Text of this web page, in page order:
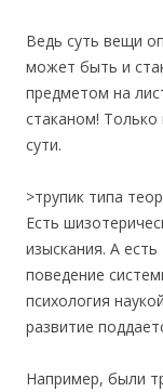
Ведь суть вещи
может быть и
предметом на
стаканом! Только
сути.
>трупик типа
Есть
изыскания. А
поведение
психология
развитие
Например, были